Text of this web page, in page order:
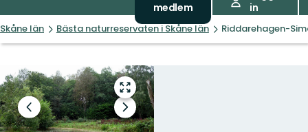
medlem
in
Skåne län Bästa naturreservaten i Skåne län Riddarehagen-
Gå
till
helskärmsläge
Föregående
bild
Nästa
bildspel